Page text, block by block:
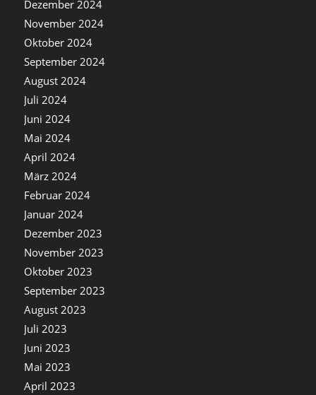
Dezember 2024
November 2024
Oktober 2024
September 2024
August 2024
Juli 2024
Juni 2024
Mai 2024
April 2024
März 2024
Februar 2024
Januar 2024
Dezember 2023
November 2023
Oktober 2023
September 2023
August 2023
Juli 2023
Juni 2023
Mai 2023
April 2023